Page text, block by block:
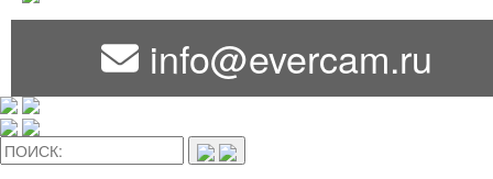
info@evercam.ru